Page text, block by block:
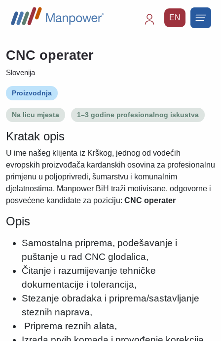
EN
CNC operater
Slovenija
Proizvodnja
Na licu mjesta 1–3 godine profesionalnog iskustva
Kratak opis
U ime našeg klijenta iz Krškog, jednog od vodećih
evropskih proizvođača kardanskih osovina za profesionalnu
primjenu u poljoprivredi, šumarstvu i komunalnim
djelatnostima, Manpower BiH traži motivisane, odgovorne i
posvećene kandidate za poziciju: CNC operater
Opis
Samostalna priprema, podešavanje i
puštanje u rad CNC glodalica,
Čitanje i razumijevanje tehničke
dokumentacije i tolerancija,
Stezanje obradaka i priprema/sastavljanje
steznih naprava,
Priprema reznih alata,